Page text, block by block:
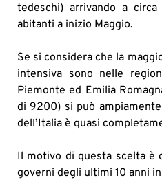
tedeschi) arrivando a
abitanti a inizio Maggio.
Se si considera che la
intensiva sono nelle
Piemonte ed Emilia
di 9200) si può
dell’Italia è quasi
Il motivo di questa scelta è
governi degli ultimi 10 anni